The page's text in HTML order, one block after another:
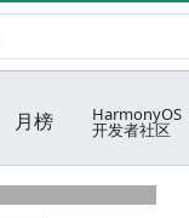
月榜 HarmonyOS
开发者社区